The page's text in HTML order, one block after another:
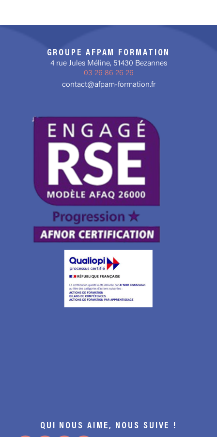
GROUPE AFPAM FORMATION
4 rue Jules Méline, 51430 Bezannes
03 26 86 26 26
contact@afpam-formation.fr
QUI NOUS AIME, NOUS SUIVE !